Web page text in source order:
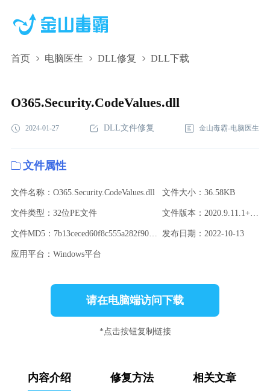
首页 电脑医生 DLL修复 DLL下载
O365.Security.CodeValues.dll,O365.Security.CodeValues.dll下
O365.Security.CodeValues.dll
2024-01-27 DLL文件修复 金山毒霸-电脑医生
文件属性
文件名称：O365.Security.CodeValues.dll 文件大小：36.58KB
文件类型：32位PE文件 文件版本：2020.9.11.1+f9022b127c691b163c7768b5d8ea0496e0ab12
文件MD5：7b13ceced60f8c555a282f90e2c75a1b 发布日期：2022-10-13
应用平台：Windows平台
请在电脑端访问下载
*点击按钮复制链接
内容介绍 修复方法 相关文章